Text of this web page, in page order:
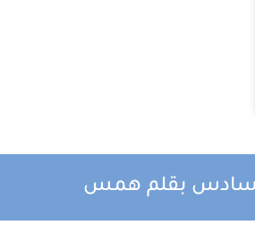
السادس بقلم همس